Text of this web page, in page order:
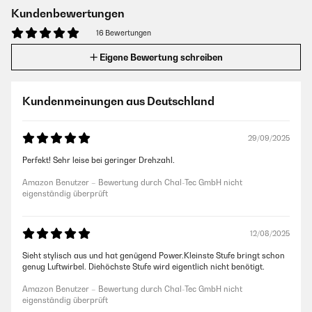
Kundenbewertungen
16 Bewertungen
Eigene Bewertung schreiben
Kundenmeinungen aus Deutschland
29/09/2025
Perfekt! Sehr leise bei geringer Drehzahl.
Amazon Benutzer – Bewertung durch Chal-Tec GmbH nicht
eigenständig überprüft
12/08/2025
Sieht stylisch aus und hat genügend Power.Kleinste Stufe bringt schon
genug Luftwirbel. Diehöchste Stufe wird eigentlich nicht benötigt.
Amazon Benutzer – Bewertung durch Chal-Tec GmbH nicht
eigenständig überprüft